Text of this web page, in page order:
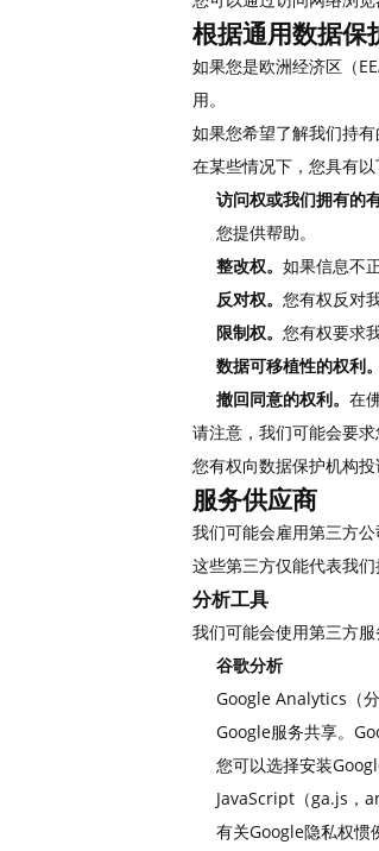
根据通用数据保
如果您是欧洲经济区（
用。
如果您希望了解我们持
在某些情况下，您具有以
访问权或我们拥有的
您提供帮助。
整改权。 如果信息不
反对权。 您有权反对
限制权。 您有权要求
数据可移植性的权利。
撤回同意的权利。 在
请注意，我们可能会要求
您有权向数据保护机构
服务供应商
我们可能会雇用第三方
这些第三方仅能代表我
分析工具
我们可能会使用第三方
谷歌分析
Google Analytics（
Google服务共享。
您可以选择安装
JavaScript（ga.js，
有关Google隐私权惯